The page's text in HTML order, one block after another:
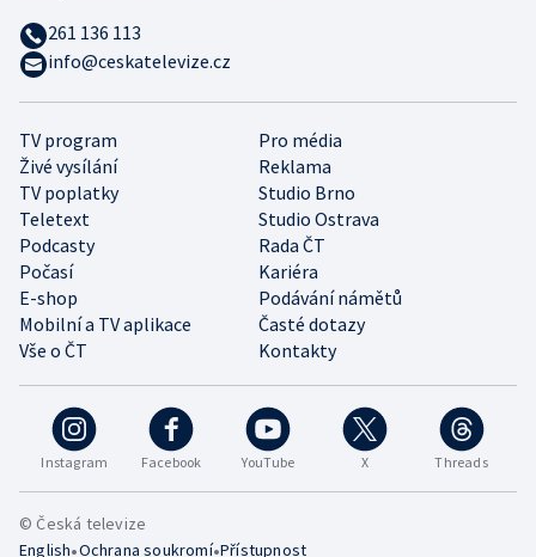
Instagram Facebook YouTube X Threads
TV program
Pro média
Živé vysílání
Reklama
TV poplatky
Studio Brno
Teletext
Studio Ostrava
Podcasty
Rada ČT
Počasí
Kariéra
E-shop
Podávání námětů
Mobilní a TV aplikace
Časté dotazy
Vše o ČT
Kontakty
261 136 113
info@ceskatelevize.cz
© Česká televize
English•Ochrana soukromí•Přístupnost